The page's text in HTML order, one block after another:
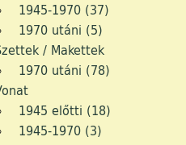
CD (2)
Receiver (6)Sztereó (6)
Szalagosak (54)Cartridge (1)
DCC (2)
Tuner (14)
Hordozható (15)
1945-1970 (37)
1970 utáni (5)
/ Makettek
1970 utáni (78)
1945 előtti (18)
1945-1970 (3)